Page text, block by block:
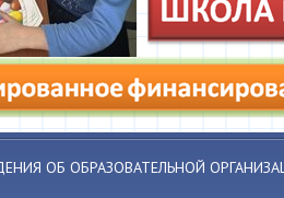
ОБ ОБРАЗОВАТЕЛЬНОЙ